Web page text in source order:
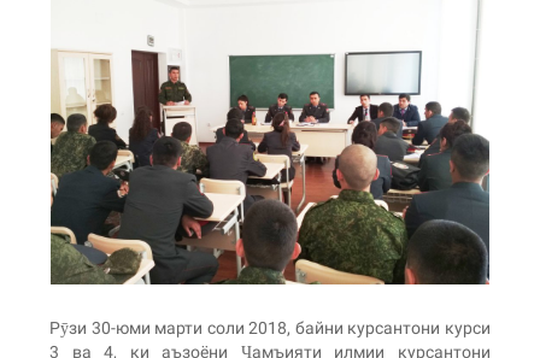
Рӯзи 30-юми марти соли 2018, байни курсантони курси
3 ва 4, ки аъзоёни Ҷамъияти илмии курсантони